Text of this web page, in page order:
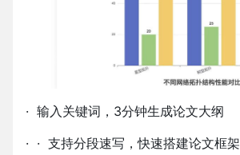
· 输入关键词， 3分钟生成论文大纲
· · 支持分段速写，快速搭建论文框架